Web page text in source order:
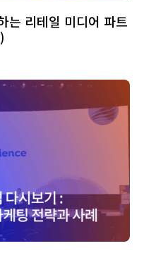
는 리테일 미디어 파트